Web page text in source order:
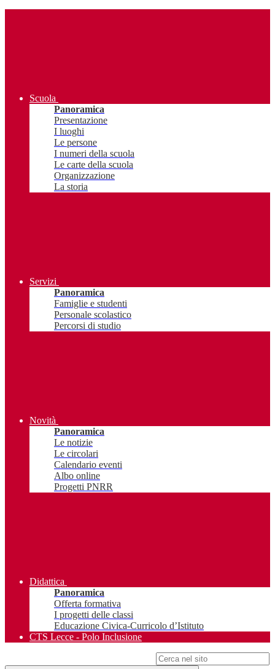
Scuola
Panoramica
Presentazione
I luoghi
Le persone
I numeri della scuola
Le carte della scuola
Organizzazione
La storia
Servizi
Panoramica
Famiglie e studenti
Personale scolastico
Percorsi di studio
Novità
Panoramica
Le notizie
Le circolari
Calendario eventi
Albo online
Progetti PNRR
Didattica
Panoramica
Offerta formativa
I progetti delle classi
Educazione Civica-Curricolo d’Istituto
CTS Lecce - Polo Inclusione